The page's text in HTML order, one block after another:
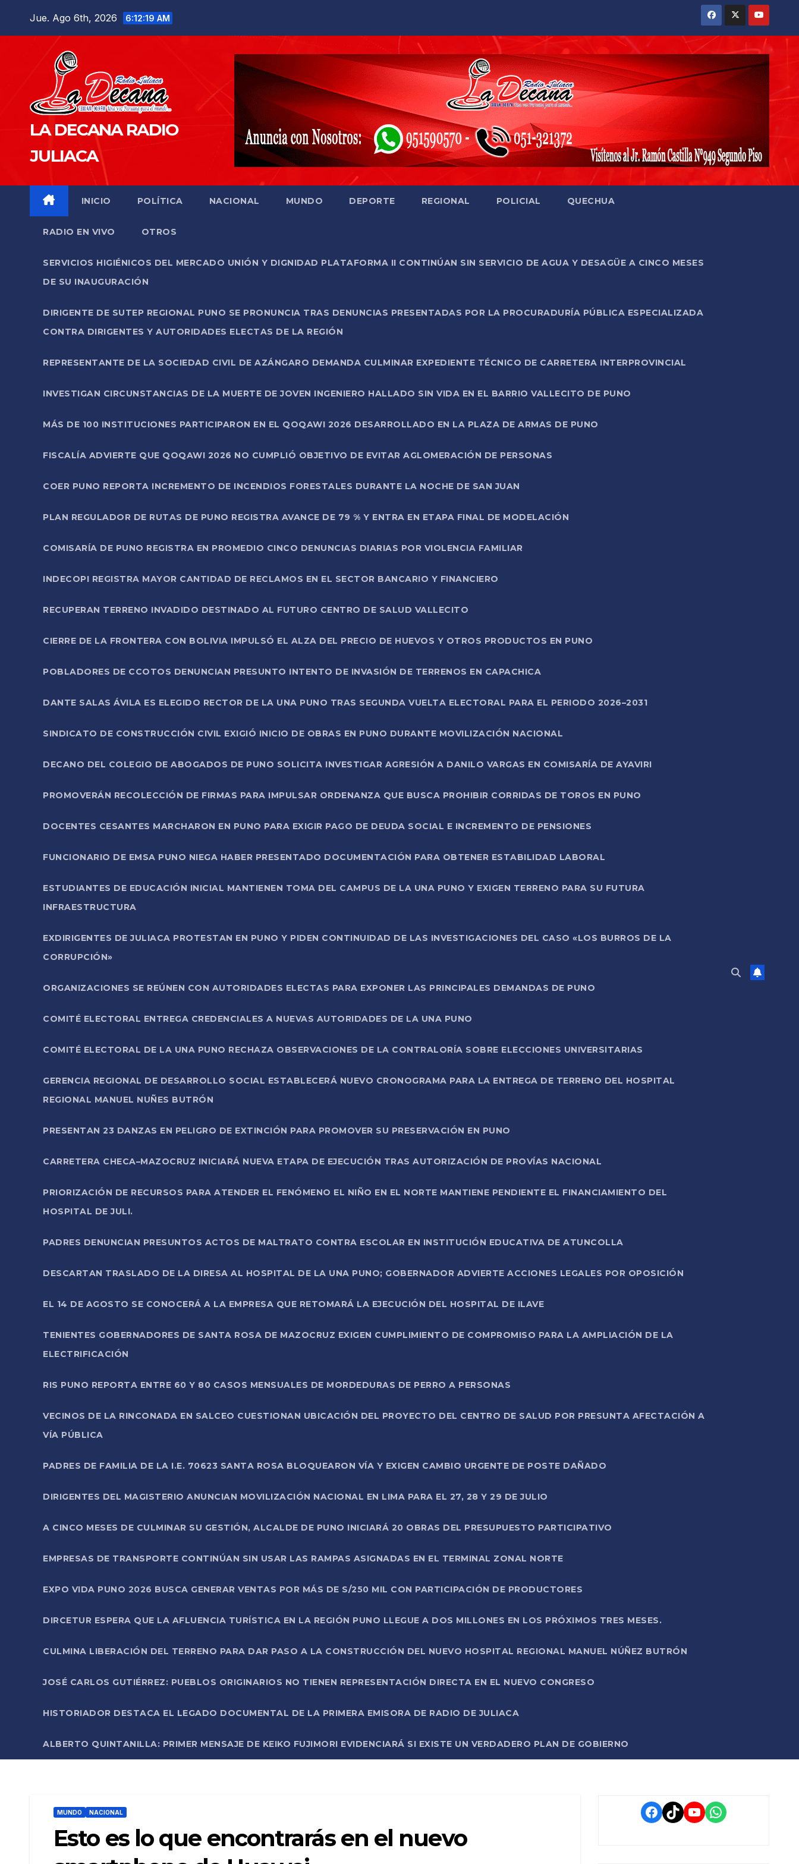
Jue. Ago 6th, 2026 6:12:21 AM
LA DECANA RADIO
JULIACA
INICIO POLÍTICA NACIONAL MUNDO DEPORTE REGIONAL POLICIAL QUECHUA
RADIO EN VIVO OTROS
SERVICIOS HIGIÉNICOS DEL MERCADO UNIÓN Y DIGNIDAD PLATAFORMA II CONTINÚAN SIN SERVICIO DE AGUA Y DESAGÜE A CINCO MESES
DE SU INAUGURACIÓN
DIRIGENTE DE SUTEP REGIONAL PUNO SE PRONUNCIA TRAS DENUNCIAS PRESENTADAS POR LA PROCURADURÍA PÚBLICA ESPECIALIZADA
CONTRA DIRIGENTES Y AUTORIDADES ELECTAS DE LA REGIÓN
REPRESENTANTE DE LA SOCIEDAD CIVIL DE AZÁNGARO DEMANDA CULMINAR EXPEDIENTE TÉCNICO DE CARRETERA INTERPROVINCIAL
INVESTIGAN CIRCUNSTANCIAS DE LA MUERTE DE JOVEN INGENIERO HALLADO SIN VIDA EN EL BARRIO VALLECITO DE PUNO
MÁS DE 100 INSTITUCIONES PARTICIPARON EN EL QOQAWI 2026 DESARROLLADO EN LA PLAZA DE ARMAS DE PUNO
FISCALÍA ADVIERTE QUE QOQAWI 2026 NO CUMPLIÓ OBJETIVO DE EVITAR AGLOMERACIÓN DE PERSONAS
COER PUNO REPORTA INCREMENTO DE INCENDIOS FORESTALES DURANTE LA NOCHE DE SAN JUAN
PLAN REGULADOR DE RUTAS DE PUNO REGISTRA AVANCE DE 79 % Y ENTRA EN ETAPA FINAL DE MODELACIÓN
COMISARÍA DE PUNO REGISTRA EN PROMEDIO CINCO DENUNCIAS DIARIAS POR VIOLENCIA FAMILIAR
INDECOPI REGISTRA MAYOR CANTIDAD DE RECLAMOS EN EL SECTOR BANCARIO Y FINANCIERO
RECUPERAN TERRENO INVADIDO DESTINADO AL FUTURO CENTRO DE SALUD VALLECITO
CIERRE DE LA FRONTERA CON BOLIVIA IMPULSÓ EL ALZA DEL PRECIO DE HUEVOS Y OTROS PRODUCTOS EN PUNO
POBLADORES DE CCOTOS DENUNCIAN PRESUNTO INTENTO DE INVASIÓN DE TERRENOS EN CAPACHICA
DANTE SALAS ÁVILA ES ELEGIDO RECTOR DE LA UNA PUNO TRAS SEGUNDA VUELTA ELECTORAL PARA EL PERIODO 2026–2031
SINDICATO DE CONSTRUCCIÓN CIVIL EXIGIÓ INICIO DE OBRAS EN PUNO DURANTE MOVILIZACIÓN NACIONAL
DECANO DEL COLEGIO DE ABOGADOS DE PUNO SOLICITA INVESTIGAR AGRESIÓN A DANILO VARGAS EN COMISARÍA DE AYAVIRI
PROMOVERÁN RECOLECCIÓN DE FIRMAS PARA IMPULSAR ORDENANZA QUE BUSCA PROHIBIR CORRIDAS DE TOROS EN PUNO
DOCENTES CESANTES MARCHARON EN PUNO PARA EXIGIR PAGO DE DEUDA SOCIAL E INCREMENTO DE PENSIONES
FUNCIONARIO DE EMSA PUNO NIEGA HABER PRESENTADO DOCUMENTACIÓN PARA OBTENER ESTABILIDAD LABORAL
ESTUDIANTES DE EDUCACIÓN INICIAL MANTIENEN TOMA DEL CAMPUS DE LA UNA PUNO Y EXIGEN TERRENO PARA SU FUTURA
INFRAESTRUCTURA
EXDIRIGENTES DE JULIACA PROTESTAN EN PUNO Y PIDEN CONTINUIDAD DE LAS INVESTIGACIONES DEL CASO «LOS BURROS DE LA
CORRUPCIÓN»
ORGANIZACIONES SE REÚNEN CON AUTORIDADES ELECTAS PARA EXPONER LAS PRINCIPALES DEMANDAS DE PUNO
COMITÉ ELECTORAL ENTREGA CREDENCIALES A NUEVAS AUTORIDADES DE LA UNA PUNO
COMITÉ ELECTORAL DE LA UNA PUNO RECHAZA OBSERVACIONES DE LA CONTRALORÍA SOBRE ELECCIONES UNIVERSITARIAS
GERENCIA REGIONAL DE DESARROLLO SOCIAL ESTABLECERÁ NUEVO CRONOGRAMA PARA LA ENTREGA DE TERRENO DEL HOSPITAL
REGIONAL MANUEL NUÑES BUTRÓN
PRESENTAN 23 DANZAS EN PELIGRO DE EXTINCIÓN PARA PROMOVER SU PRESERVACIÓN EN PUNO
CARRETERA CHECA–MAZOCRUZ INICIARÁ NUEVA ETAPA DE EJECUCIÓN TRAS AUTORIZACIÓN DE PROVÍAS NACIONAL
PRIORIZACIÓN DE RECURSOS PARA ATENDER EL FENÓMENO EL NIÑO EN EL NORTE MANTIENE PENDIENTE EL FINANCIAMIENTO DEL
HOSPITAL DE JULI.
PADRES DENUNCIAN PRESUNTOS ACTOS DE MALTRATO CONTRA ESCOLAR EN INSTITUCIÓN EDUCATIVA DE ATUNCOLLA
DESCARTAN TRASLADO DE LA DIRESA AL HOSPITAL DE LA UNA PUNO; GOBERNADOR ADVIERTE ACCIONES LEGALES POR OPOSICIÓN
EL 14 DE AGOSTO SE CONOCERÁ A LA EMPRESA QUE RETOMARÁ LA EJECUCIÓN DEL HOSPITAL DE ILAVE
TENIENTES GOBERNADORES DE SANTA ROSA DE MAZOCRUZ EXIGEN CUMPLIMIENTO DE COMPROMISO PARA LA AMPLIACIÓN DE LA
ELECTRIFICACIÓN
RIS PUNO REPORTA ENTRE 60 Y 80 CASOS MENSUALES DE MORDEDURAS DE PERRO A PERSONAS
VECINOS DE LA RINCONADA EN SALCEO CUESTIONAN UBICACIÓN DEL PROYECTO DEL CENTRO DE SALUD POR PRESUNTA AFECTACIÓN A
VÍA PÚBLICA
PADRES DE FAMILIA DE LA I.E. 70623 SANTA ROSA BLOQUEARON VÍA Y EXIGEN CAMBIO URGENTE DE POSTE DAÑADO
DIRIGENTES DEL MAGISTERIO ANUNCIAN MOVILIZACIÓN NACIONAL EN LIMA PARA EL 27, 28 Y 29 DE JULIO
A CINCO MESES DE CULMINAR SU GESTIÓN, ALCALDE DE PUNO INICIARÁ 20 OBRAS DEL PRESUPUESTO PARTICIPATIVO
EMPRESAS DE TRANSPORTE CONTINÚAN SIN USAR LAS RAMPAS ASIGNADAS EN EL TERMINAL ZONAL NORTE
EXPO VIDA PUNO 2026 BUSCA GENERAR VENTAS POR MÁS DE S/250 MIL CON PARTICIPACIÓN DE PRODUCTORES
DIRCETUR ESPERA QUE LA AFLUENCIA TURÍSTICA EN LA REGIÓN PUNO LLEGUE A DOS MILLONES EN LOS PRÓXIMOS TRES MESES.
CULMINA LIBERACIÓN DEL TERRENO PARA DAR PASO A LA CONSTRUCCIÓN DEL NUEVO HOSPITAL REGIONAL MANUEL NÚÑEZ BUTRÓN
JOSÉ CARLOS GUTIÉRREZ: PUEBLOS ORIGINARIOS NO TIENEN REPRESENTACIÓN DIRECTA EN EL NUEVO CONGRESO
HISTORIADOR DESTACA EL LEGADO DOCUMENTAL DE LA PRIMERA EMISORA DE RADIO DE JULIACA
ALBERTO QUINTANILLA: PRIMER MENSAJE DE KEIKO FUJIMORI EVIDENCIARÁ SI EXISTE UN VERDADERO PLAN DE GOBIERNO
MUNDO NACIONAL
Esto es lo que encontrarás en el nuevo
Facebook
TikTokYouTube
WhatsApp